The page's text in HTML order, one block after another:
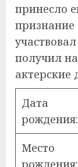
принесло
признание
получил
актерские
Дата
рождения:
Место
рождения: